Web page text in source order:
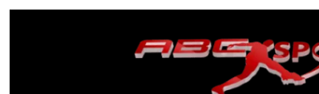
ABC
SPOR